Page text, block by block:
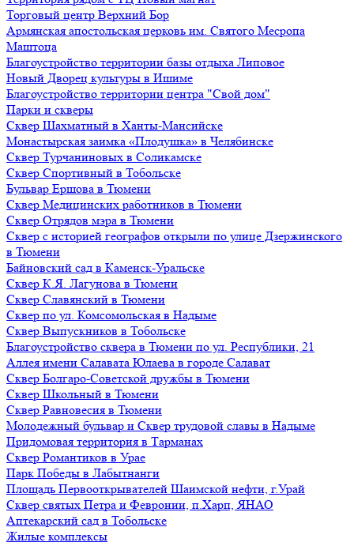
Торговый центр Верхний Бор
Армянская апостольская церковь им. Святого Месропа
Маштоца
Благоустройство территории базы отдыха Липовое
Нoвый Двoрeц культуры в Ишимe
Благоустройство территории центра "Свой дом"
Парки и скверы
Сквер Шахматный в Ханты-Мансийске
Монастырская заимка «Плодушка» в Челябинске
Сквер Турчаниновых в Соликамске
Сквер Спортивный в Тобольске
Бульвар Ершова в Тюмени
Сквер Медицинских работников в Тюмени
Сквер Отрядов мэра в Тюмени
Сквер с историей географов открыли по улице Дзержинского
в Тюмени
Байновский сад в Каменск-Уральске
Сквер К.Я. Лагунова в Тюмени
Сквер Славянский в Тюмени
Сквер по ул. Комсомольская в Надыме
Сквер Выпускников в Тобольске
Благоустройство сквера в Тюмени по ул. Республики, 21
Аллея имени Салавата Юлаева в городе Салават
Сквер Болгаро-Советской дружбы в Тюмени
Сквер Школьный в Тюмени
Сквер Равновесия в Тюмени
Молодежный бульвар и Сквер трудовой славы в Надыме
Придомовая территория в Тарманах
Сквер Романтиков в Урае
Парк Победы в Лабытнанги
Площадь Первооткрывателей Шаимской нефти, г.Урай
Сквер святых Петра и Февронии, п.Харп, ЯНАО
Аптекарский сад в Тобольске
Жилые комплексы